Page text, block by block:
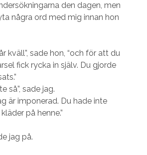
den dagen, men
några ord med mig innan hon
kväll”, sade hon, “och för att du
fick rycka in själv. Du gjorde
så”, sade jag.
är imponerad. Du hade inte
på henne.”
jag på.